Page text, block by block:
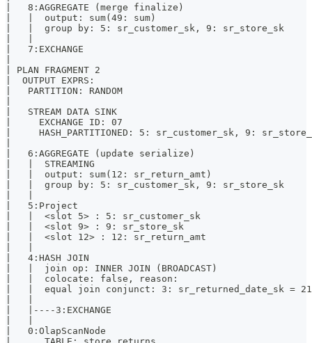
|   8:AGGREGATE (merge finalize)
|   |  output: sum(49: sum)
|   |  group by: 5: sr_customer_sk, 9:
|   7:EXCHANGE
| PLAN FRAGMENT 2
|  OUTPUT EXPRS:
|   PARTITION: RANDOM
|   STREAM DATA SINK
|     EXCHANGE ID: 07
|     HASH_PARTITIONED: 5: sr_customer_sk, 9:
|   6:AGGREGATE (update serialize)
|   |  STREAMING
|   |  output: sum(12: sr_return_amt)
|   |  group by: 5: sr_customer_sk, 9:
|   5:Project
|   |  <slot 5> : 5: sr_customer_sk
|   |  <slot 9> : 9: sr_store_sk
|   |  <slot 12> : 12: sr_return_amt
|   4:HASH JOIN
|   |  join op: INNER JOIN (BROADCAST)
|   |  colocate: false, reason:
|   |  equal join conjunct: 3: sr_returned_date_sk
|   |----3:EXCHANGE
|   0:OlapScanNode